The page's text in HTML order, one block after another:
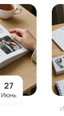
27
Июнь